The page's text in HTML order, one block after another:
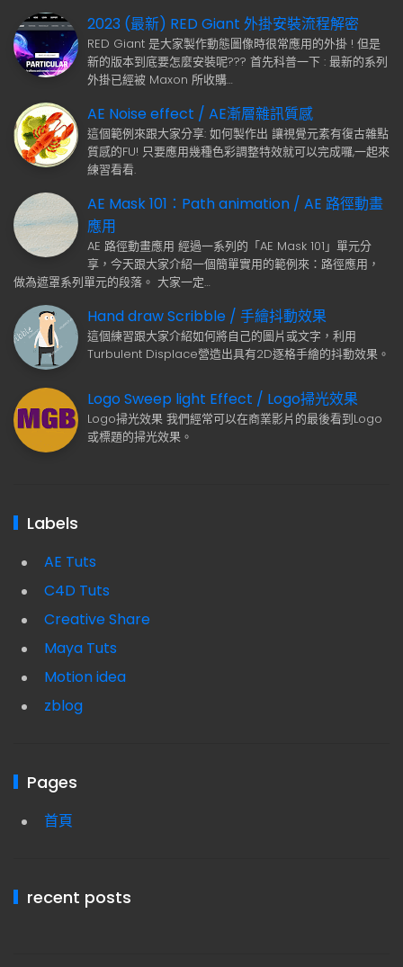
2023 (最新) RED Giant 外掛安裝流程解密
RED Giant 是大家製作動態圖像時很常應用的外掛 ! 但是
新的版本到底要怎麼安裝呢??? 首先科普一下 : 最新的系列
外掛已經被 Maxon 所收購…
AE Noise effect / AE漸層雜訊質感
這個範例來跟大家分享: 如何製作出 讓視覺元素有復古雜點
質感的FU! 只要應用幾種色彩調整特效就可以完成囉,一起來
練習看看.
AE Mask 101：Path animation / AE 路徑動畫
應用
AE 路徑動畫應用 經過一系列的「AE Mask 101」單元分
享，今天跟大家介紹一個簡單實用的範例來：路徑應用，
做為遮罩系列單元的段落。 大家一定…
Hand draw Scribble / 手繪抖動效果
這個練習跟大家介紹如何將自己的圖片或文字，利用
Turbulent Displace營造出具有2D逐格手繪的抖動效果。
Logo Sweep light Effect / Logo掃光效果
Logo掃光效果 我們經常可以在商業影片的最後看到Logo
或標題的掃光效果。
Labels
AE Tuts
C4D Tuts
Creative Share
Maya Tuts
Motion idea
zblog
Pages
首頁
recent posts